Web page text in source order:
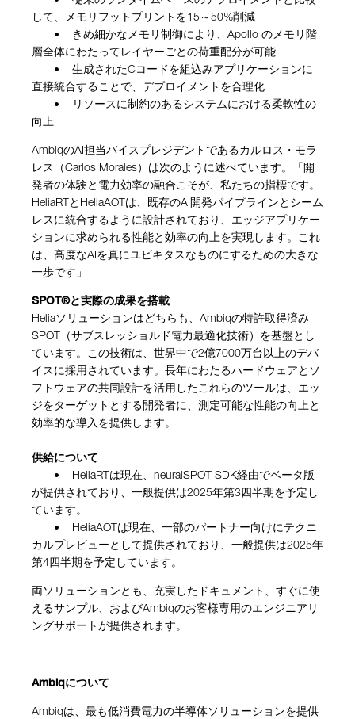
して、メモリフットプリントを15～50%削減
• きめ細かなメモリ制御により、Apollo のメモリ階
層全体にわたってレイヤーごとの荷重配分が可能
• 生成されたCコードを組込みアプリケーションに
直接統合することで、デプロイメントを合理化
• リソースに制約のあるシステムにおける柔軟性の
向上
AmbiqのAI担当バイスプレジデントであるカルロス・モラ
レス（Carlos Morales）は次のように述べています。「開
発者の体験と電力効率の融合こそが、私たちの指標です。
HeliaRTとHeliaAOTは、既存のAI開発パイプラインとシーム
レスに統合するように設計されており、エッジアプリケー
ションに求められる性能と効率の向上を実現します。これ
は、高度なAIを真にユビキタスなものにするための大きな
一歩です」
SPOT®と実際の成果を搭載
Heliaソリューションはどちらも、Ambiqの特許取得済み
SPOT（サブスレッショルド電力最適化技術）を基盤とし
ています。この技術は、世界中で2億7000万台以上のデバ
イスに採用されています。長年にわたるハードウェアとソ
フトウェアの共同設計を活用したこれらのツールは、エッ
ジをターゲットとする開発者に、測定可能な性能の向上と
効率的な導入を提供します。
供給について
• HeliaRTは現在、neuralSPOT SDK経由でベータ版
が提供されており、一般提供は2025年第3四半期を予定し
ています。
• HeliaAOTは現在、一部のパートナー向けにテクニ
カルプレビューとして提供されており、一般提供は2025年
第4四半期を予定しています。
両ソリューションとも、充実したドキュメント、すぐに使
えるサンプル、およびAmbiqのお客様専用のエンジニアリ
ングサポートが提供されます。
Ambiqについて
Ambiqは、最も低消費電力の半導体ソリューションを提供